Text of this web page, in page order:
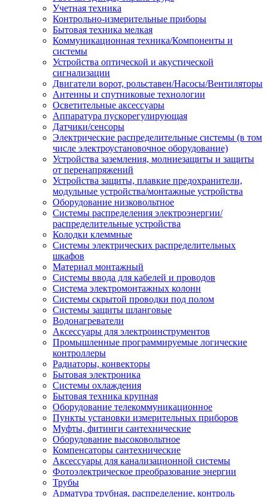
Учетная техника
Контрольно-измерительные приборы
Бытовая техника мелкая
Коммуникационная техника/Компоненты и
системы
Устройства оптической и акустической
сигнализации
Двигатели ворот, рольставен/Насосы/Вентиляторы
Антенны и спутниковые технологии
Осветительные аксессуары
Аппаратура пускорегулирующая
Датчики/сенсоры
Электрические распределительные системы (в том
числе электроустановочное оборудование)
Устройства заземления, молниезащиты и защиты
от перенапряжений
Устройства защиты, плавкие предохранители,
модульные устройства/монтажные устройства
Оборудование низковольтное
Системы распределения электроэнергии/
распределительные устройства
Колодки клеммные
Системы электрических распределительных
шкафов
Материал монтажный
Системы ввода для кабелей и проводов
Система электромонтажных колонн
Системы скрытой проводки под полом
Системы защиты шланговые
Водонагреватели
Аксессуары для электроинструментов
Промышленные программируемые логические
контроллеры
Радиаторы, конвекторы
Бытовая электроника
Системы охлаждения
Бытовая техника крупная
Оборудование телекоммуникационное
Пункты установки измерительных приборов
Муфты, фитинги сантехнические
Оборудование высоковольтное
Компенсаторы сантехнические
Аксессуары для канализационной системы
Фотоэлектрическое преобразование энергии
Трубы
Арматура трубная, распределение, контроль